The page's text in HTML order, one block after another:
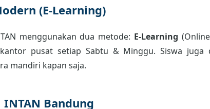
(E-Learning)
menggunakan dua metode: E-Learning
pusat setiap Sabtu & Minggu. Siswa
mandiri kapan saja.
Bandung